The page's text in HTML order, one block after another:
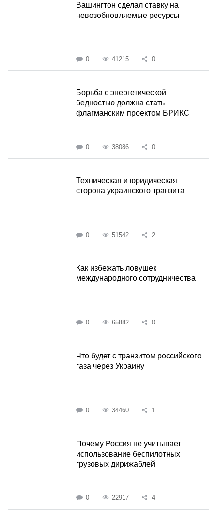
Вашингтон сделал ставку на
невозобновляемые ресурсы
0 41215 0
Борьба с энергетической
бедностью должна стать
флагманским проектом БРИКС
0 38086 0
Техническая и юридическая
сторона украинского транзита
0 51542 2
Как избежать ловушек
международного сотрудничества
0 65882 0
Что будет с транзитом российского
газа через Украину
0 34460 1
Почему Россия не учитывает
использование беспилотных
грузовых дирижаблей
0 22917 4